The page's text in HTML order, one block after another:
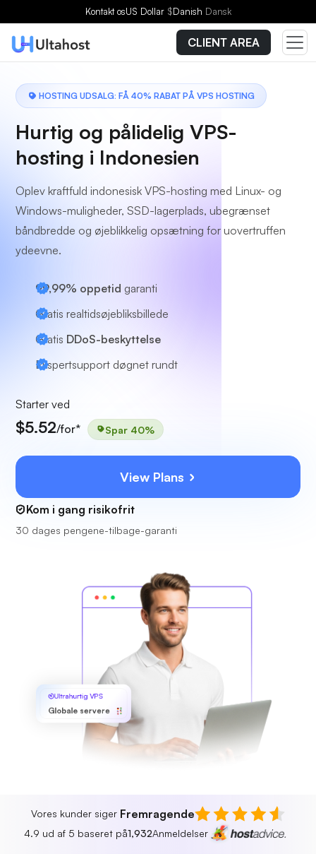
Kontakt osUS Dollar $Danish Dansk
CLIENT AREA
HOSTING UDSALG: FÅ 40% RABAT PÅ VPS HOSTING
Hurtig og pålidelig VPS-
hosting i Indonesien
Oplev kraftfuld indonesisk VPS-hosting med Linux- og
Windows-muligheder, SSD-lagerplads, ubegrænset
båndbredde og øjeblikkelig opsætning for uovertruffen
ydeevne.
99,99% oppetid garanti
Gratis realtidsøjebliksbillede
Gratis DDoS-beskyttelse
Ekspertsupport døgnet rundt
Starter ved
$5.52/for* Spar 40%
View Plans
Kom i gang risikofrit
30 dages pengene-tilbage-garanti
Ultrahurtig VPS
Globale servere
Vores kunder siger Fremragende
4.9 ud af 5 baseret på1,932Anmeldelser